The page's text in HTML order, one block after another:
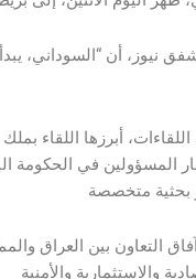
أن “السوداني،
أبرزها اللقاء بملك
المسؤولين في
آفاق التعاون بين العراق